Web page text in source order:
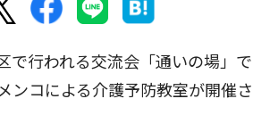
で行われる交流会「通いの場」で
ンコによる介護予防教室が開催さ